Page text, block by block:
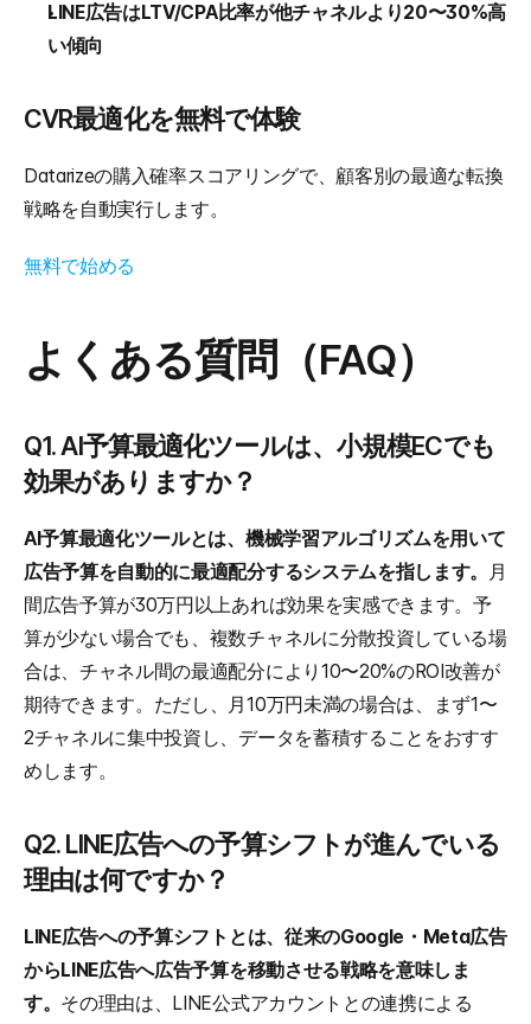
LINE広告はLTV/CPA比率が他チャネルより20〜30%高
い傾向
CVR最適化を無料で体験
Datarizeの購入確率スコアリングで、顧客別の最適な転換
戦略を自動実行します。
無料で始める
よくある質問（FAQ）
Q1. AI予算最適化ツールは、小規模ECでも
効果がありますか？
AI予算最適化ツールとは、機械学習アルゴリズムを用いて
広告予算を自動的に最適配分するシステムを指します。
月
間広告予算が30万円以上あれば効果を実感できます。予
算が少ない場合でも、複数チャネルに分散投資している場
合は、チャネル間の最適配分により10〜20%のROI改善が
期待できます。ただし、月10万円未満の場合は、まず1〜
2チャネルに集中投資し、データを蓄積することをおすす
めします。
Q2. LINE広告への予算シフトが進んでいる
理由は何ですか？
LINE広告への予算シフトとは、従来のGoogle・Meta広告
からLINE広告へ広告予算を移動させる戦略を意味しま
す。 その理由は、LINE公式アカウントとの連携による